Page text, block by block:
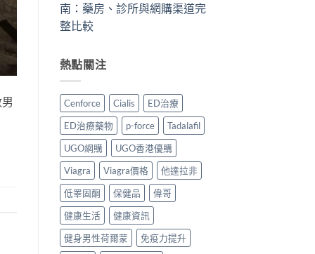
南：藥房、診所與網購渠道完
整比較
熱點關注
Cenforce Cialis
ED治療
ED治療藥物
p-force
Tadalafil
UGO網購
UGO香港優購
Viagra
Viagra價格
他達拉非
低睪固酮
保健品
偉哥
健康生活
健康資訊
健身男性荷爾蒙
免疫力提升